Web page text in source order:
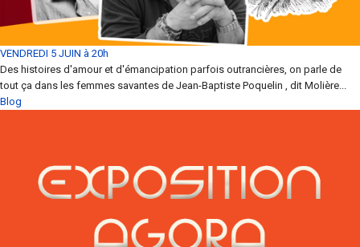
VENDREDI 5 JUIN à 20h
Des histoires d'amour et d'émancipation parfois outrancières, on parle de
tout ça dans les femmes savantes de Jean-Baptiste Poquelin , dit Molière...
Blog